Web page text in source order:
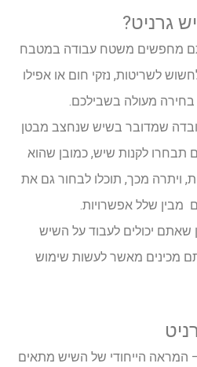
גרניט?
מחפשים משטח עבודה במטבח
לשריטות, נזקי חום או אפילו
בחירה מעולה בשבילכם.
שמדובר בשיש שנחצב מבטן
תבחרו לקנות שיש, כמובן שהוא
ויתרה מכך, תוכלו לבחור גם את
מבין שלל אפשרויות.
שאתם יכולים לעבוד על השיש
מכינים מאשר לעשות שימוש
המראה הייחודי של השיש מתאים